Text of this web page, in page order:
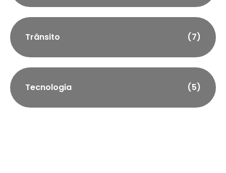
Trânsito (7)
Tecnologia (5)